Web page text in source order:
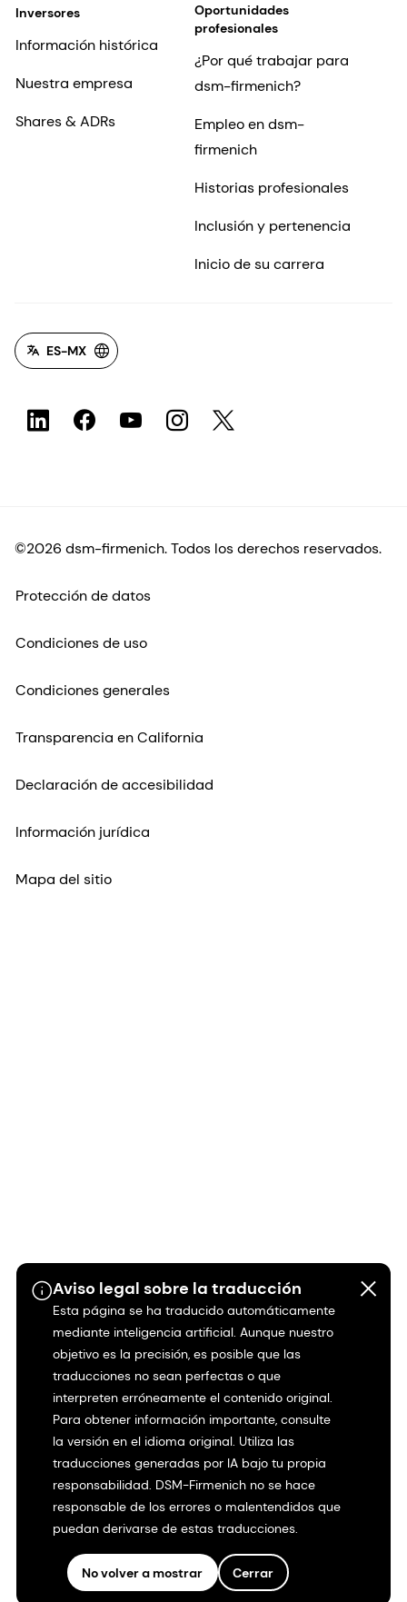
Aviso legal sobre la traducción
Esta página se ha traducido automáticamente
mediante inteligencia artificial. Aunque nuestro
objetivo es la precisión, es posible que las
traducciones no sean perfectas o que
interpreten erróneamente el contenido original.
Para obtener información importante, consulte
la versión en el idioma original. Utiliza las
traducciones generadas por IA bajo tu propia
responsabilidad. DSM-Firmenich no se hace
responsable de los errores o malentendidos que
puedan derivarse de estas traducciones.
No volver a mostrar Cerrar
Inversores
Información histórica
Nuestra empresa
Shares & ADRs
Oportunidades
profesionales
¿Por qué trabajar para
dsm-firmenich?
Empleo en dsm-
firmenich
Historias profesionales
Inclusión y pertenencia
Inicio de su carrera
ES-MX
©2026 dsm-firmenich. Todos los derechos reservados.
Protección de datos
Condiciones de uso
Condiciones generales
Transparencia en California
Declaración de accesibilidad
Información jurídica
Mapa del sitio